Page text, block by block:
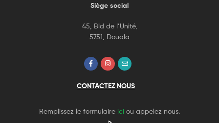
Siège social
45, Bld de l’Unité,
5751, Douala
CONTACTEZ NOUS
Remplissez le formulaire ici ou appelez nous.